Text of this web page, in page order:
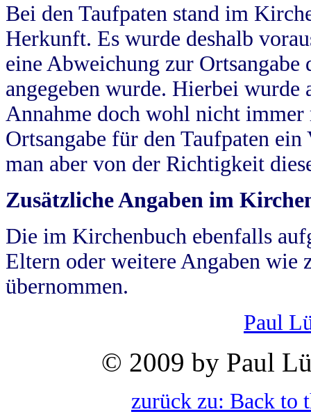
Bei den Taufpaten stand im
Herkunft. Es wurde deshalb
eine Abweichung zur
angegeben wurde. Hierbei wurde
Annahme doch wohl nicht
Ortsangabe für den Taufpaten
man aber von der Richtigkeit
Zusätzliche Angaben im
Die im Kirchenbuch ebenfalls
Eltern oder weitere Angaben wie
übernommen.
Paul
© 2009 by Paul
zurück zu: Back to